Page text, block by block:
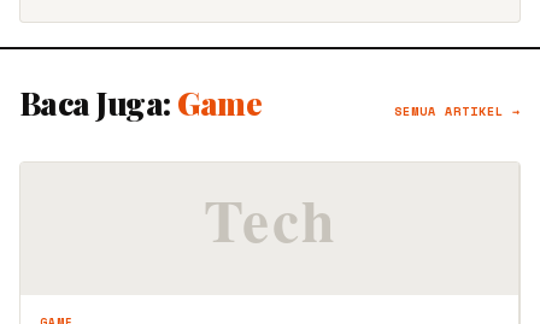
Baca Juga: Game SEMUA ARTIKEL →